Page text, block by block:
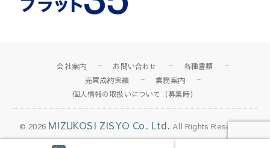
会社案内 お問い合わせ
各種書類
売買成約実績
業務案内
個人情報の取扱いについて（募集時）
© 2026 MIZUKOSI ZISYO Co. Ltd. All Rights Reserved.